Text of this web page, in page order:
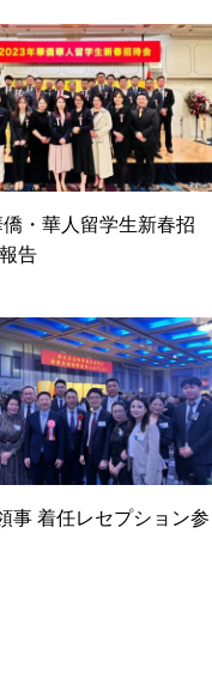
・華人留学生新春招
告
事 着任レセプション参